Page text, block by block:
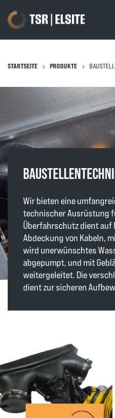
STARTSEITE PRODUKTE
Wir bieten eine
technischer Ausrüstung
Überfahrschutz dient auf
Abdeckung von Kabeln,
wird unerwünschtes
abgepumpt, und mit
weitergeleitet. Die
dient zur sicheren